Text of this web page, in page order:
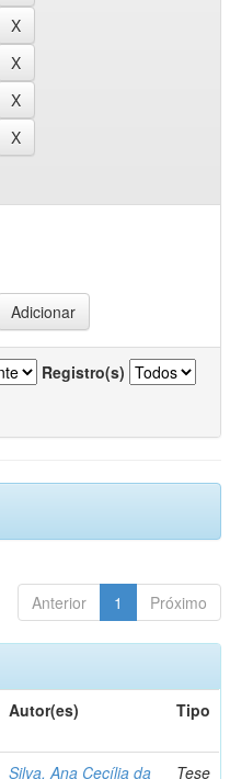
Registro(s)
Anterior 1 Próximo
Autor(es) Tipo
Silva, Ana Cecília da Tese